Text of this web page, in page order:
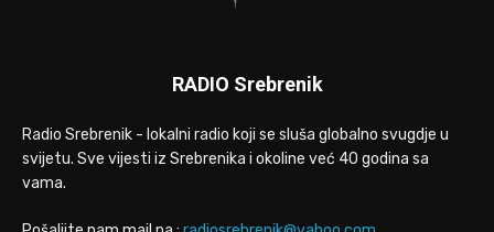
RADIO Srebrenik
Radio Srebrenik - lokalni radio koji se sluša globalno svugdje u
svijetu. Sve vijesti iz Srebrenika i okoline već 40 godina sa
vama.